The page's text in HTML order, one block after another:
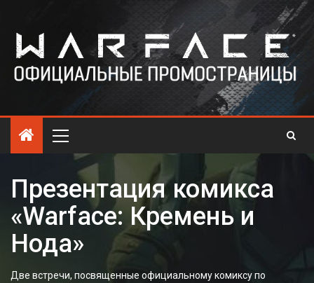
Презентация комикса
«Warface: Кремень и
Нода»
Две встречи, посвященные официальному комиксу по